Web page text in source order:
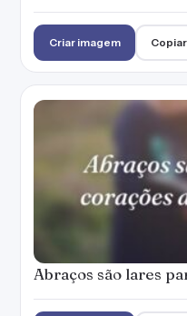
Criar imagem Copiar
Abraços são lares